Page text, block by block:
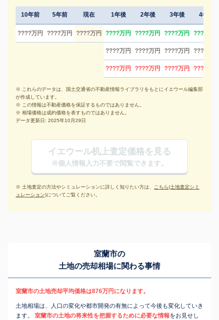
10年前 5年前 現在
????万円 ????万円 ????万円
1年後 2年後 3年後 4年後
????万円 ????万円 ????万円 ????万円
????万円 ????万円 ????万円 ????万円
????万円 ????万円 ????万円 ????万円
※ これらのデータは、国土交通省の不動産情報ライブラリをもとにイエウール編集部
が作成しています。
※ この情報は不動産価格を保証するものではありません。
※ 相場価格は成約価格を表すものではありません。
データ更新日: 2025年10月29日
イエウール机上査定価格を見る
※個人情報入力不要で閲覧できます。
※ 土地査定の方法やシミュレーションに詳しく知りたい方は、 こちら(土地査定シミ
ュレーション)についてご覧ください。
室蘭市の
土地の売却相場に関わる事情
室蘭市の土地売却平均価格は876万円になります。
土地相場は、人口の変化や都市開発の有無によって今後も変化していき
ます。
室蘭市の土地の将来性を把握するために必要な情報をお見せし